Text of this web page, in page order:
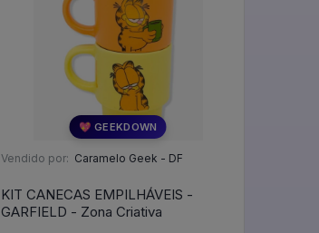
💖 GEEKDOWN
Vendido por: Caramelo Geek - DF
KIT CANECAS EMPILHÁVEIS -
GARFIELD - Zona Criativa